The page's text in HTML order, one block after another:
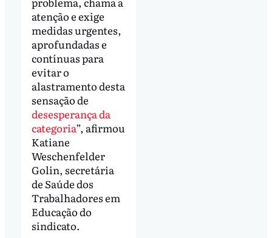
atenção e exige
medidas urgentes,
aprofundadas e
contínuas para
evitar o
alastramento desta
sensação de
desesperança da
categoria”, afirmou
Katiane
Weschenfelder
Golin, secretária
de Saúde dos
Trabalhadores em
Educação do
sindicato.